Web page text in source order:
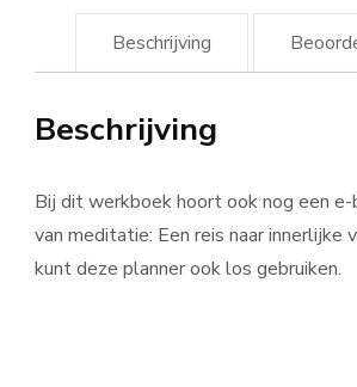
Beschrijving
Beschrijving
Bij dit werkboek hoort ook nog een e-
van meditatie: Een reis naar innerlijke
kunt deze planner ook los gebruiken.